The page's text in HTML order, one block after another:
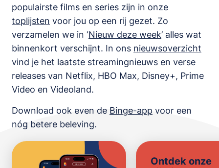
populairste films en series zijn in onze
toplijsten voor jou op een rij gezet. Zo
verzamelen we in ‘Nieuw deze week’ alles wat
binnenkort verschijnt. In ons nieuwsoverzicht
vind je het laatste streamingnieuws en verse
releases van Netflix, HBO Max, Disney+, Prime
Video en Videoland.
Download ook even de Binge-app voor een
nóg betere beleving.
Ontdek onze